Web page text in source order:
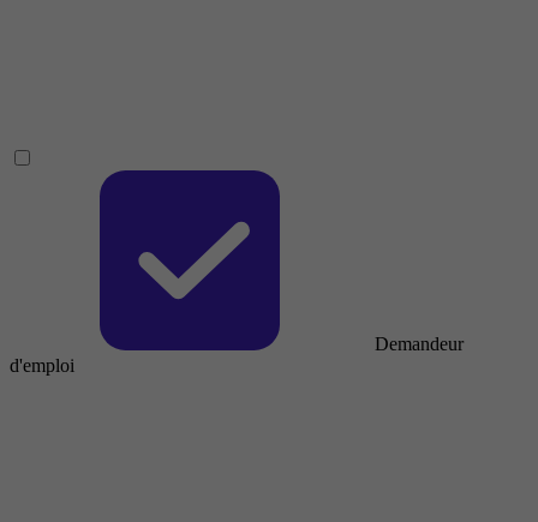
Demandeur
d'emploi